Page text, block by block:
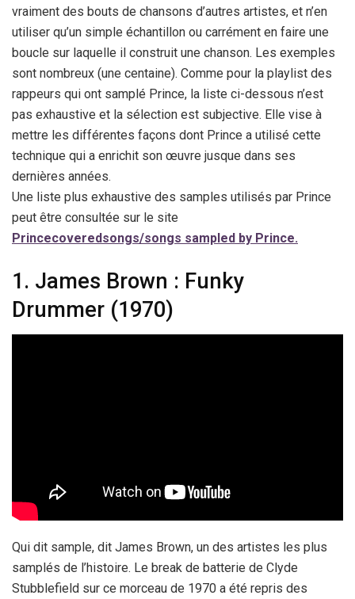
vraiment des bouts de chansons d’autres artistes, et n’en
utiliser qu’un simple échantillon ou carrément en faire une
boucle sur laquelle il construit une chanson. Les exemples
sont nombreux (une centaine). Comme pour la playlist des
rappeurs qui ont samplé Prince, la liste ci-dessous n’est
pas exhaustive et la sélection est subjective. Elle vise à
mettre les différentes façons dont Prince a utilisé cette
technique qui a enrichit son œuvre jusque dans ses
dernières années.
Une liste plus exhaustive des samples utilisés par Prince
peut être consultée sur le site
Princecoveredsongs/songs sampled by Prince.
1. James Brown : Funky
Drummer (1970)
Qui dit sample, dit James Brown, un des artistes les plus
samplés de l’histoire. Le break de batterie de Clyde
Stubblefield sur ce morceau de 1970 a été repris des